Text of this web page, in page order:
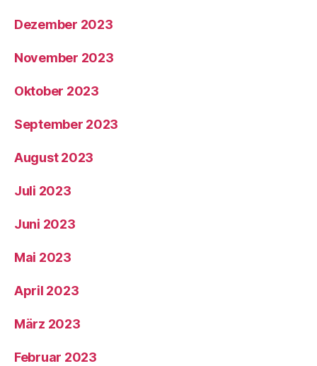
Dezember 2023
November 2023
Oktober 2023
September 2023
August 2023
Juli 2023
Juni 2023
Mai 2023
April 2023
März 2023
Februar 2023